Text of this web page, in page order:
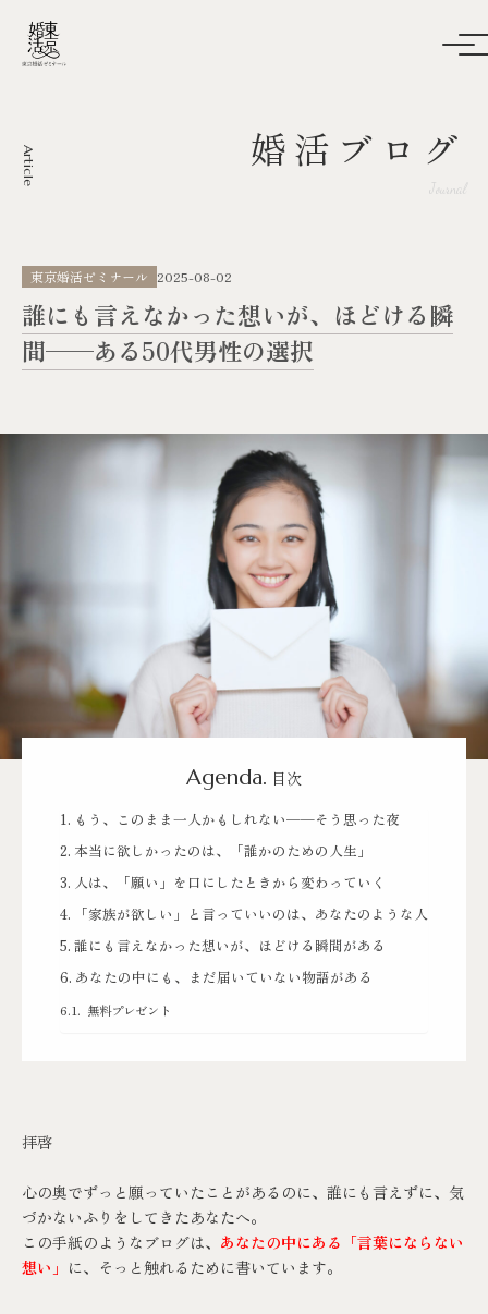
Article 婚活ブログ
Journal
東京婚活ゼミナール 2025-08-02
誰にも言えなかった想いが、ほどける瞬
間──ある50代男性の選択
Agenda. 目次
もう、このまま一人かもしれない──そう思った夜
本当に欲しかったのは、「誰かのための人生」
人は、「願い」を口にしたときから変わっていく
「家族が欲しい」と言っていいのは、あなたのような人
誰にも言えなかった想いが、ほどける瞬間がある
あなたの中にも、まだ届いていない物語がある
無料プレゼント
拝啓
心の奥でずっと願っていたことがあるのに、誰にも言えずに、気
づかないふりをしてきたあなたへ。
この手紙のようなブログは、 あなたの中にある「言葉にならない
想い」 に、そっと触れるために書いています。